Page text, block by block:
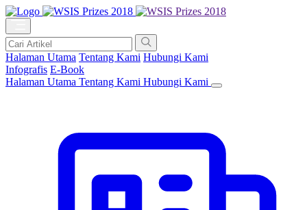
Halaman Utama Tentang Kami Hubungi Kami
Infografis E-Book
Halaman Utama Tentang Kami Hubungi Kami